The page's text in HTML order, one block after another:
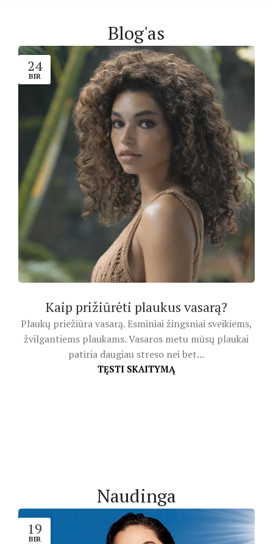
Blog'as
24
BIR
Kaip prižiūrėti plaukus vasarą?
Plaukų priežiūra vasarą. Esminiai žingsniai sveikiems,
žvilgantiems plaukams. Vasaros metu mūsų plaukai
patiria daugiau streso nei bet...
TĘSTI SKAITYMĄ
Naudinga
19
BIR